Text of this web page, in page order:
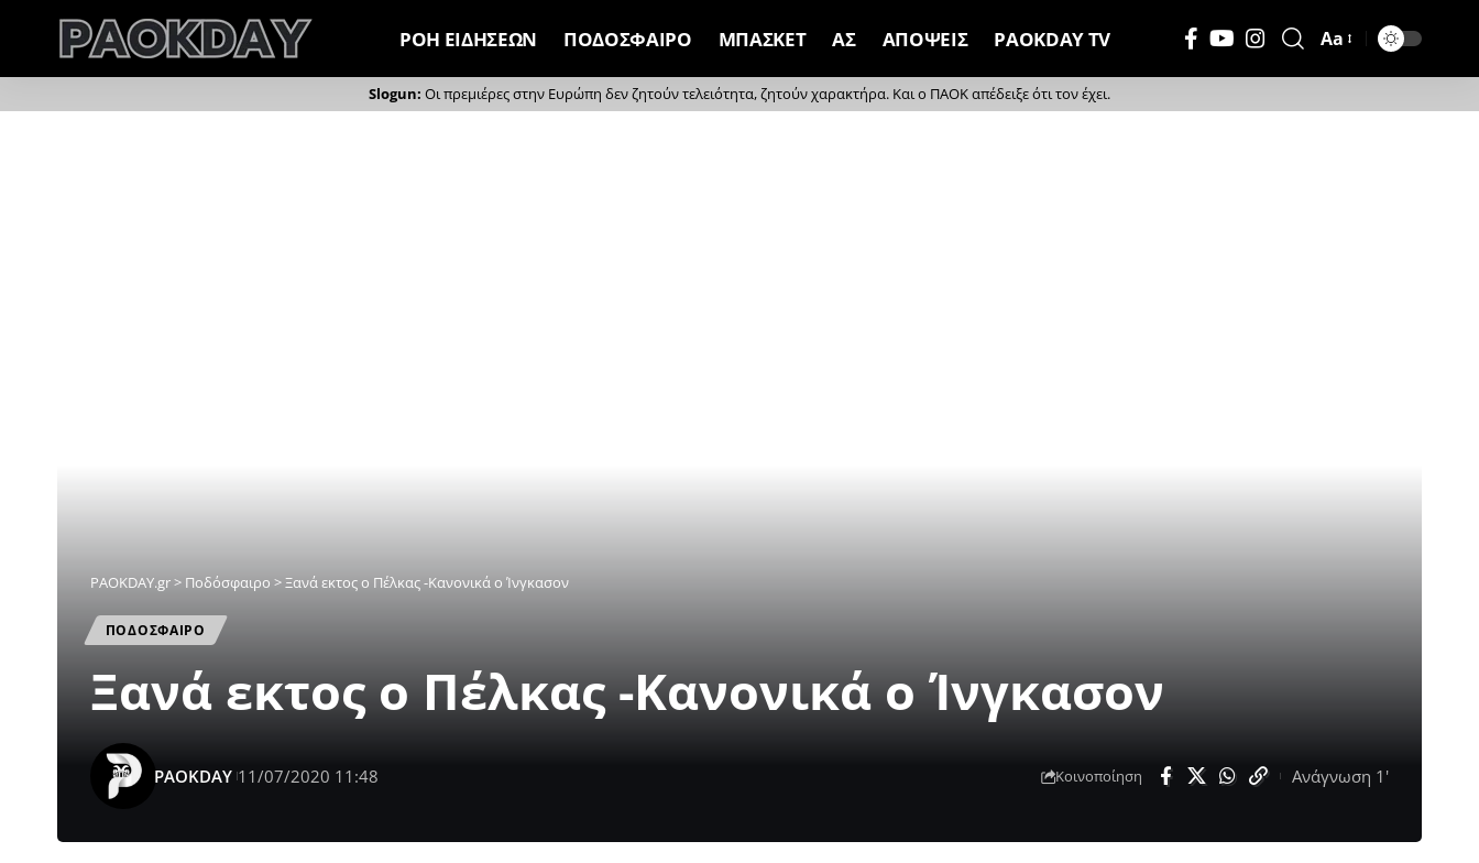
ΡΟΗ ΕΙΔΗΣΕΩΝ ΠΟΔΟΣΦΑΙΡΟ ΜΠΑΣΚΕΤ ΑΣ ΑΠΟΨΕΙΣ PAOKDAY TV
Μέγεθος
Γραμματοσειράς
Aa
Οι πρεμιέρες στην Ευρώπη δεν ζητούν τελειότητα, ζητούν χαρακτήρα. Και ο ΠΑΟΚ απέδειξε ότι τον έχει.
PAOKDAY.gr> Ποδόσφαιρο >Ξανά εκτος ο Πέλκας -Κανονικά ο Ίνγκασον
ΠΟΔΟΣΦΑΙΡΟ
Ξανά εκτος ο Πέλκας -Κανονικά ο Ίνγκασον
PAOKDAY 11/07/2020 11:48 Κοινοποίηση Ανάγνωση 1'